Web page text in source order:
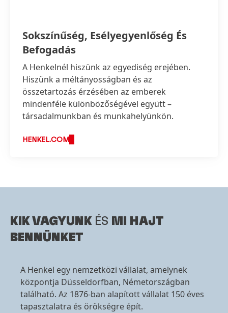
Sokszínűség, Esélyegyenlőség És
Befogadás
A Henkelnél hiszünk az egyediség erejében.
Hiszünk a méltányosságban és az
összetartozás érzésében az emberek
mindenféle különbözőségével együtt –
társadalmunkban és munkahelyünkön.
HENKEL.COM
KIK VAGYUNK ÉS MI HAJT
BENNÜNKET
A Henkel egy nemzetközi vállalat, amelynek
központja Düsseldorfban, Németországban
található. Az 1876-ban alapított vállalat 150 éves
tapasztalatra és örökségre épít.